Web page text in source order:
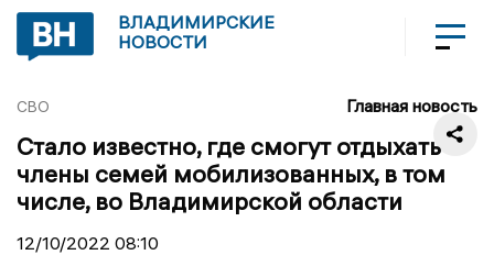
ВЛАДИМИРСКИЕ
НОВОСТИ
СВО Главная новость
Стало известно, где смогут отдыхать
члены семей мобилизованных, в том
числе, во Владимирской области
12/10/2022 08:10